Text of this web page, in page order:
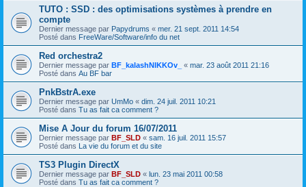
TUTO : SSD : des optimisations systèmes à prendre en
compte
Dernier message par Papydrums « mer. 21 sept. 2011 14:54
Posté dans FreeWare/Software/info du net
Red orchestra2
Dernier message par BF_kalashNIKKOv_ « mar. 23 août 2011 21:16
Posté dans Au BF bar
PnkBstrA.exe
Dernier message par UmMo « dim. 24 juil. 2011 10:21
Posté dans Tu as fait ca comment ?
Mise A Jour du forum 16/07/2011
Dernier message par BF_SLD « sam. 16 juil. 2011 15:57
Posté dans La vie du forum et du site
TS3 Plugin DirectX
Dernier message par BF_SLD « lun. 23 mai 2011 00:58
Posté dans Tu as fait ca comment ?